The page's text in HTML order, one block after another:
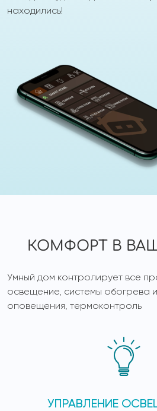
находились!
КОМФОРТ В
Умный дом контролирует все
освещение, системы обогрева
оповещения, термоконтроль
УПРАВЛЕНИЕ